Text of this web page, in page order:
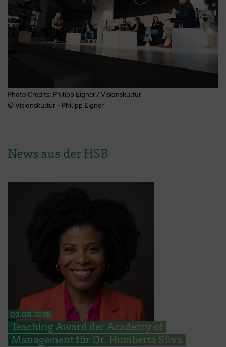
Photo Credits: Philipp Eigner / Visionskultur
© Visionskultur - Philipp Eigner
News aus der HSB
03.08.2026
Teaching Award der Academy of
Management für Dr. Humberta Silva